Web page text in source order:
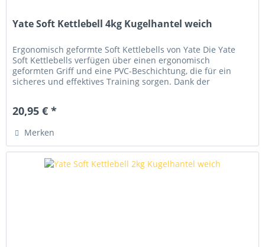
Yate Soft Kettlebell 4kg Kugelhantel weich
Ergonomisch geformte Soft Kettlebells von Yate Die Yate
Soft Kettlebells verfügen über einen ergonomisch
geformten Griff und eine PVC-Beschichtung, die für ein
sicheres und effektives Training sorgen. Dank der
20,95 € *
Merken